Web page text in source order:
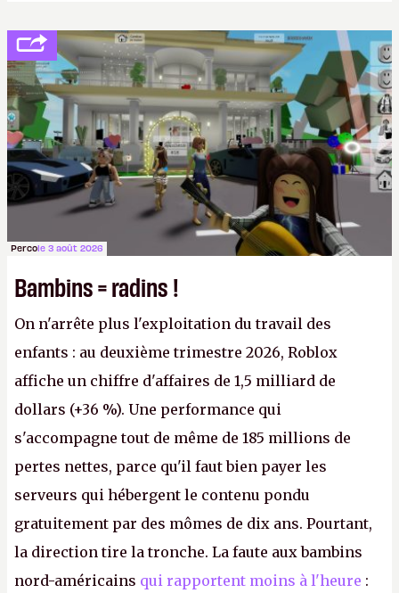
Percole 3 août 2026
Bambins = radins !
On n'arrête plus l'exploitation du travail des
enfants : au deuxième trimestre 2026, Roblox
affiche un chiffre d'affaires de 1,5 milliard de
dollars (+36 %). Une performance qui
s'accompagne tout de même de 185 millions de
pertes nettes, parce qu'il faut bien payer les
serveurs qui hébergent le contenu pondu
gratuitement par des mômes de dix ans. Pourtant,
la direction tire la tronche. La faute aux bambins
nord-américains qui rapportent moins à l'heure :